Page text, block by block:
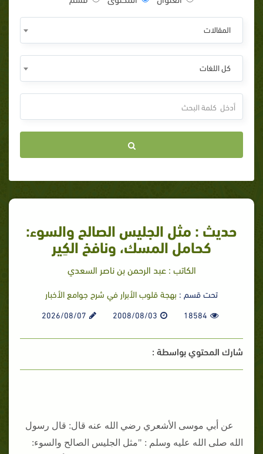
المقالات
كل اللغات
حديث : مثل الجليس الصالح والسوء:
كحامل المسك، ونافخ الكِير
الكاتب : عبد الرحمن بن ناصر السعدي
تحت قسم : بهجة قلوب الأبرار في شرح جوامع الأخبار
18584
2008/08/03
2026/08/07
شارك المحتوي بواسطة :
عن أبي موسى الأشعري رضي الله عنه قال: قال رسول
الله صلى الله عليه وسلم : "مثل الجليس الصالح والسوء: